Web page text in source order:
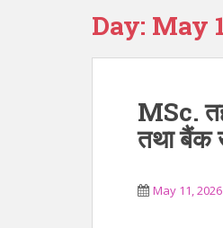
Day: May
MSc.
तथा बैंक
May 11, 2026